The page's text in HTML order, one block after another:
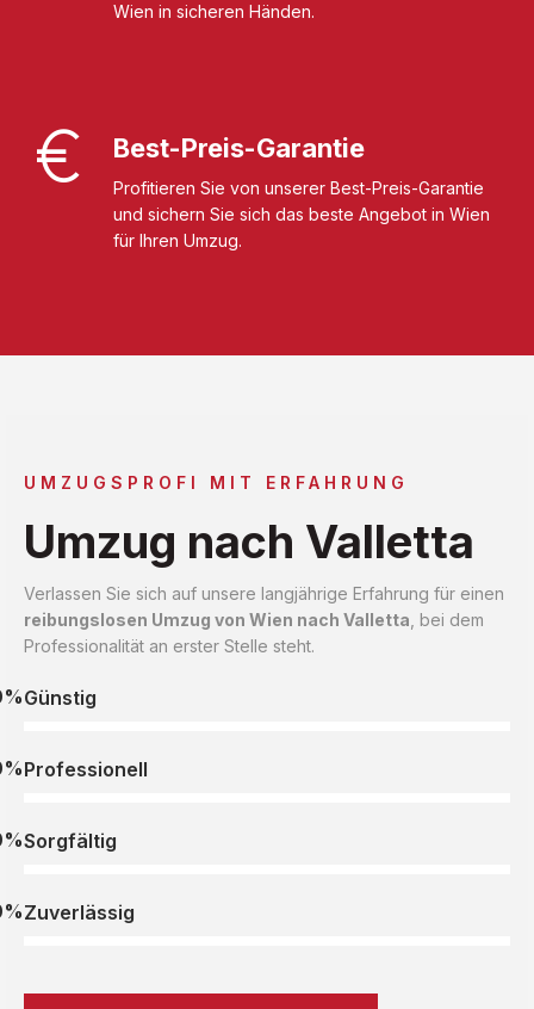
Wien in sicheren Händen.
Best-Preis-Garantie
Profitieren Sie von unserer Best-Preis-Garantie
und sichern Sie sich das beste Angebot in Wien
für Ihren Umzug.
UMZUGSPROFI MIT ERFAHRUNG
Umzug nach Valletta
Verlassen Sie sich auf unsere langjährige Erfahrung für einen
reibungslosen Umzug von Wien nach Valletta , bei dem
Professionalität an erster Stelle steht.
Günstig
Professionell
Sorgfältig
Zuverlässig